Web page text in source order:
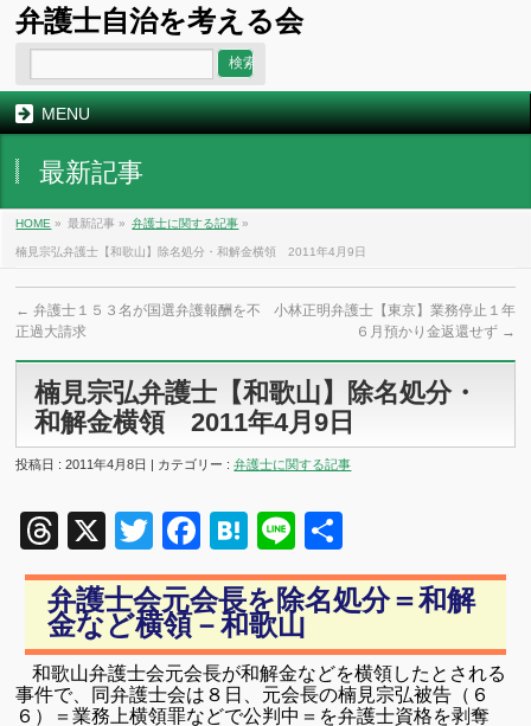
弁護士自治を考える会
MENU
最新記事
HOME » 最新記事 » 弁護士に関する記事 »
楠見宗弘弁護士【和歌山】除名処分・和解金横領 2011年4月9日
← 弁護士１５３名が国選弁護報酬を不
正過大請求
小林正明弁護士【東京】業務停止１年
６月預かり金返還せず →
楠見宗弘弁護士【和歌山】除名処分・
和解金横領 2011年4月9日
投稿日 : 2011年4月8日 | カテゴリー :弁護士に関する記事
Threads
X TwitterFacebook
Hatena
Line
有
弁護士会元会長を除名処分＝和解
金など横領－和歌山
和歌山弁護士会元会長が和解金などを横領したとされる
事件で、同弁護士会は８日、元会長の楠見宗弘被告（６
６）＝業務上横領罪などで公判中＝を弁護士資格を剥奪